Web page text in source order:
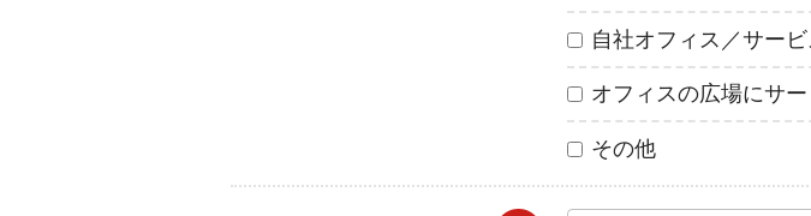
自社オフィス／サー
オフィスの広場にサ
その他